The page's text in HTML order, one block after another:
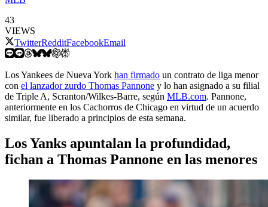
43
VIEWS
TwitterRedditFacebookEmail
Los Yankees de Nueva York han firmado un contrato de liga menor
con el lanzador zurdo Thomas Pannone y lo han asignado a su filial
de Triple A, Scranton/Wilkes-Barre, según MLB.com. Pannone,
anteriormente en los Cachorros de Chicago en virtud de un acuerdo
similar, fue liberado a principios de esta semana.
Los Yanks apuntalan la profundidad,
fichan a Thomas Pannone en las menores